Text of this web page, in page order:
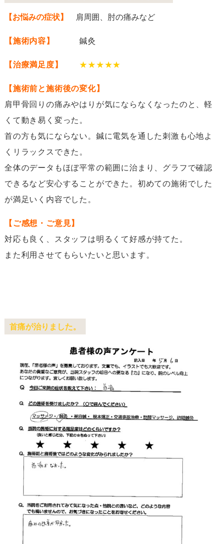
【お悩みの症状】 肩周囲、肘の痛みなど
【施術内容】 鍼灸
【治療満足度】 ★★★★★
【施術前と施術後の変化】
肩甲骨回りの痛みやはりが気にならなくなったのと、軽
くて動き易く変った。
首の方も気にならない。鍼に電気を通した刺激も心地よ
くリラックスできた。
全体のデータもほぼ平常の範囲に治まり、グラフで確認
できるなど安心することができた。初めての施術でした
が満足いく内容でした。
【ご感想・ご意見】
対応も良く、スタッフは明るくて好感が持てた。
また利用させてもらいたいと思います。
首痛が治りました。